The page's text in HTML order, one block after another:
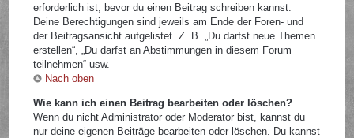
erforderlich ist, bevor du einen Beitrag schreiben kannst.
Deine Berechtigungen sind jeweils am Ende der Foren- und
der Beitragsansicht aufgelistet. Z. B. „Du darfst neue Themen
erstellen“, „Du darfst an Abstimmungen in diesem Forum
teilnehmen“ usw.
Nach oben
Wie kann ich einen Beitrag bearbeiten oder löschen?
Wenn du nicht Administrator oder Moderator bist, kannst du
nur deine eigenen Beiträge bearbeiten oder löschen. Du kannst